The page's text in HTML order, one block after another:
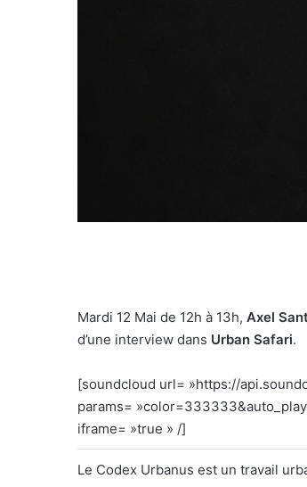
Mardi 12 Mai de 12h à 13h, Axel
d’une interview dans Urban Safari.
[soundcloud url= »https://
params=
iframe= »true » /]
Le Codex Urbanus est un travail